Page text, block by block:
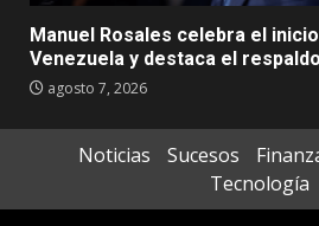
Manuel Rosales celebra el
Venezuela y destaca el respaldo
agosto 7, 2026
Noticias Sucesos
Tecnología